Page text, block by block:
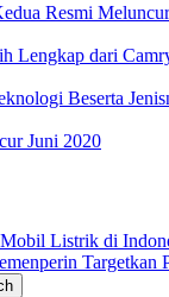
Resmi Meluncur
Lengkap dari
Beserta
Juni 2020
Listrik di